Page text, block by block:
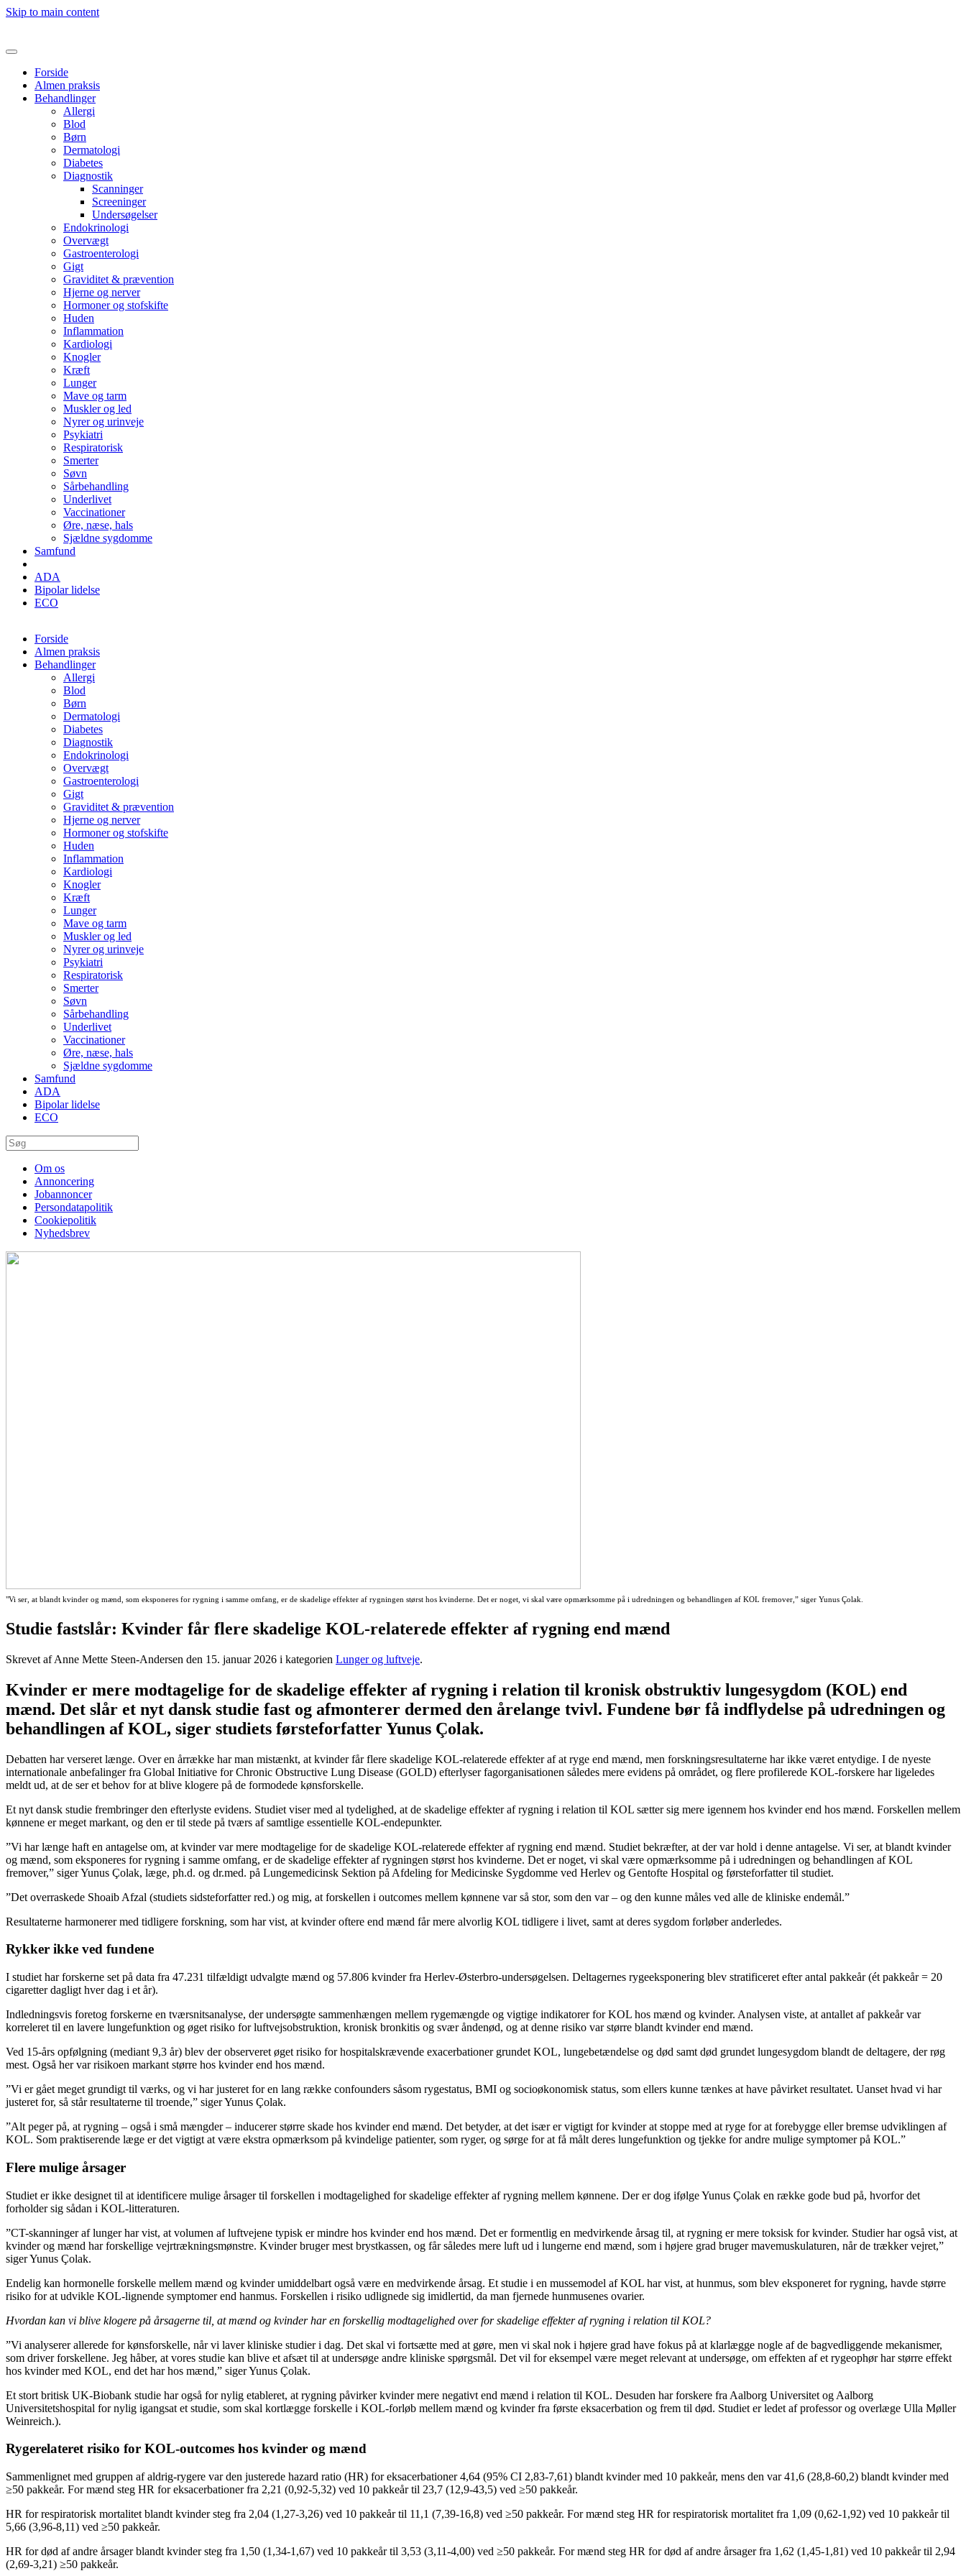
Skip to main content
Forside
Almen praksis
Behandlinger
Allergi
Blod
Børn
Dermatologi
Diabetes
Diagnostik
Scanninger
Screeninger
Undersøgelser
Endokrinologi
Overvægt
Gastroenterologi
Gigt
Graviditet & prævention
Hjerne og nerver
Hormoner og stofskifte
Huden
Inflammation
Kardiologi
Knogler
Kræft
Lunger
Mave og tarm
Muskler og led
Nyrer og urinveje
Psykiatri
Respiratorisk
Smerter
Søvn
Sårbehandling
Underlivet
Vaccinationer
Øre, næse, hals
Sjældne sygdomme
Samfund
ADA
Bipolar lidelse
ECO
Forside
Almen praksis
Behandlinger
Allergi
Blod
Børn
Dermatologi
Diabetes
Diagnostik
Endokrinologi
Overvægt
Gastroenterologi
Gigt
Graviditet & prævention
Hjerne og nerver
Hormoner og stofskifte
Huden
Inflammation
Kardiologi
Knogler
Kræft
Lunger
Mave og tarm
Muskler og led
Nyrer og urinveje
Psykiatri
Respiratorisk
Smerter
Søvn
Sårbehandling
Underlivet
Vaccinationer
Øre, næse, hals
Sjældne sygdomme
Samfund
ADA
Bipolar lidelse
ECO
Om os
Annoncering
Jobannoncer
Persondatapolitik
Cookiepolitik
Nyhedsbrev
"Vi ser, at blandt kvinder og mænd, som eksponeres for rygning i samme omfang, er de skadelige effekter af rygningen størst hos kvinderne. Det er noget, vi skal være opmærksomme på i udredningen og behandlingen af KOL fremover,” siger Yunus Çolak.
Studie fastslår: Kvinder får flere skadelige KOL-relaterede effekter af rygning end mænd
Skrevet af Anne Mette Steen-Andersen den 15. januar 2026 i kategorien Lunger og luftveje.
Kvinder er mere modtagelige for de skadelige effekter af rygning i relation til kronisk obstruktiv lungesygdom (KOL) end
mænd. Det slår et nyt dansk studie fast og afmonterer dermed den årelange tvivl. Fundene bør få indflydelse på udredningen og
behandlingen af KOL, siger studiets førsteforfatter Yunus Çolak.
Debatten har verseret længe. Over en årrække har man mistænkt, at kvinder får flere skadelige KOL-relaterede effekter af at ryge end mænd, men forskningsresultaterne har ikke været entydige. I de nyeste
internationale anbefalinger fra Global Initiative for Chronic Obstructive Lung Disease (GOLD) efterlyser fagorganisationen således mere evidens på området, og flere profilerede KOL-forskere har ligeledes
meldt ud, at de ser et behov for at blive klogere på de formodede kønsforskelle.
Et nyt dansk studie frembringer den efter­lyste evidens. Studiet viser med al tydelighed, at de skadelige effekter af rygning i relation til KOL sætter sig mere igennem hos kvinder end hos mænd. Forskellen mellem
kønnene er meget markant, og den er til stede på tværs af samtlige essentielle KOL-endepunkter.
”Vi har længe haft en antagelse om, at kvinder var mere modtagelige for de skadelige KOL-relaterede effekter af rygning end mænd. Studiet bekræfter, at der var hold i denne antagelse. Vi ser, at blandt kvinder
og mænd, som eksponeres for rygning i samme omfang, er de skadelige effekter af rygningen størst hos kvinderne. Det er noget, vi skal være opmærksomme på i udredningen og behandlingen af KOL
fremover,” siger Yunus Çolak, læge, ph.d. og dr.med. på Lunge­medicinsk Sektion på Afdeling for Medicinske Sygdomme ved Herlev og Gentofte Hospital og førsteforfatter til studiet.
”Det overraskede Shoaib Afzal (studiets sidsteforfatter red.) og mig, at forskellen i outcomes mellem kønnene var så stor, som den var – og den kunne måles ved alle de kliniske endemål.”
Resultaterne harmonerer med tidligere forskning, som har vist, at kvinder oftere end mænd får mere alvorlig KOL tidligere i livet, samt at deres sygdom forløber anderledes.
Rykker ikke ved fundene
I studiet har forskerne set på data fra 47.231 tilfældigt udvalgte mænd og 57.806 kvinder fra Herlev-Østerbro-undersøgelsen. Deltagernes rygeeksponering blev stratificeret efter antal pakkeår (ét pakkeår = 20
cigaretter dagligt hver dag i et år).
Indledningsvis foretog forskerne en tværsnitsanalyse, der undersøgte sammenhængen mellem rygemængde og vigtige indikatorer for KOL hos mænd og kvinder. Analysen viste, at antallet af pakkeår var
korreleret til en lavere lungefunktion og øget risiko for luftvejsobstruktion, kronisk bronkitis og svær åndenød, og at denne risiko var større blandt kvinder end mænd.
Ved 15-års opfølgning (mediant 9,3 år) blev der observeret øget risiko for hospitalskrævende exacerbationer grundet KOL, lungebetændelse og død samt død grundet lungesygdom blandt de deltagere, der røg
mest. Også her var risikoen markant større hos kvinder end hos mænd.
”Vi er gået meget grundigt til værks, og vi har justeret for en lang række confounders såsom rygestatus, BMI og socioøkonomisk status, som ellers kunne tænkes at have påvirket resultatet. Uanset hvad vi har
justeret for, så står resultaterne til troende,” siger Yunus Çolak.
”Alt peger på, at rygning – også i små mængder – inducerer større skade hos kvinder end mænd. Det betyder, at det især er vigtigt for kvinder at stoppe med at ryge for at forebygge eller bremse udviklingen af
KOL. Som praktiserende læge er det vigtigt at være ekstra opmærksom på kvindelige patienter, som ryger, og sørge for at få målt deres lungefunktion og tjekke for andre mulige symptomer på KOL.”
Flere mulige årsager
Studiet er ikke designet til at identificere mulige årsager til forskellen i modtagelighed for skadelige effekter af rygning mellem kønnene. Der er dog ifølge Yunus Çolak en række gode bud på, hvorfor det
forholder sig sådan i KOL-litteraturen.
”CT-skanninger af lunger har vist, at volumen af luftvejene typisk er mindre hos kvinder end hos mænd. Det er formentlig en medvirkende årsag til, at rygning er mere toksisk for kvinder. Studier har også vist, at
kvinder og mænd har forskellige vejrtrækningsmønstre. Kvinder bruger mest brystkassen, og får således mere luft ud i lungerne end mænd, som i højere grad bruger mavemuskulaturen, når de trækker vejret,”
siger Yunus Çolak.
Endelig kan hormonelle forskelle mellem mænd og kvinder umiddelbart også være en medvirkende årsag. Et studie i en mussemodel af KOL har vist, at hunmus, som blev eksponeret for rygning, havde større
risiko for at udvikle KOL-lignende symptomer end hanmus. Forskellen i risiko udlignede sig imidlertid, da man fjernede hunmusenes ovarier.
Hvordan kan vi blive klogere på årsagerne til, at mænd og kvinder har en forskellig modtagelighed over for skadelige effekter af rygning i relation til KOL?
”Vi analyserer allerede for kønsforskelle, når vi laver kliniske studier i dag. Det skal vi fortsætte med at gøre, men vi skal nok i højere grad have fokus på at klarlægge nogle af de bagvedliggende mekanismer,
som driver forskellene. Jeg håber, at vores studie kan blive et afsæt til at undersøge andre kliniske spørgsmål. Det vil for eksempel være meget relevant at undersøge, om effekten af et rygeophør har større effekt
hos kvinder med KOL, end det har hos mænd,” siger Yunus Çolak.
Et stort britisk UK-Biobank studie har også for nylig etableret, at rygning påvirker kvinder mere negativt end mænd i relation til KOL. Desuden har forskere fra Aalborg Universitet og Aalborg
Universitetshospital for nylig igangsat et studie, som skal kortlægge forskelle i KOL-forløb mellem mænd og kvinder fra første eksacerbation og frem til død. Studiet er ledet af professor og overlæge Ulla Møller
Weinreich.).
Rygerelateret risiko for KOL-outcomes hos kvinder og mænd
Sammenlignet med gruppen af aldrig-rygere var den justerede hazard ratio (HR) for eksacerbationer 4,64 (95% CI 2,83-7,61) blandt kvinder med 10 pakkeår, mens den var 41,6 (28,8-60,2) blandt kvinder med
≥50 pakkeår. For mænd steg HR for eksacerbationer fra 2,21 (0,92-5,32) ved 10 pakkeår til 23,7 (12,9-43,5) ved ≥50 pakkeår.
HR for respiratorisk mortalitet blandt kvinder steg fra 2,04 (1,27-3,26) ved 10 pakkeår til 11,1 (7,39-16,8) ved ≥50 pakkeår. For mænd steg HR for respiratorisk mortalitet fra 1,09 (0,62-1,92) ved 10 pakkeår til
5,66 (3,96-8,11) ved ≥50 pakkeår.
HR for død af andre årsager blandt kvinder steg fra 1,50 (1,34-1,67) ved 10 pakkeår til 3,53 (3,11-4,00) ved ≥50 pakkeår. For mænd steg HR for død af andre årsager fra 1,62 (1,45-1,81) ved 10 pakkeår til 2,94
(2,69-3,21) ≥50 pakkeår.